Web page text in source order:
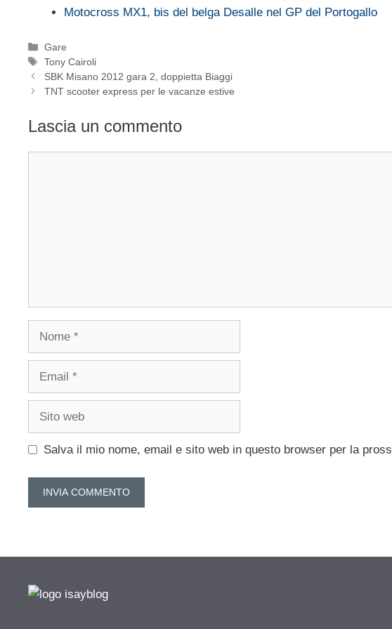
Motocross MX1, bis del belga Desalle nel GP del Portogallo
Categorie
Gare
Tag
Tony Cairoli
SBK Misano 2012 gara 2, doppietta Biaggi
TNT scooter express per le vacanze estive
Lascia un commento
Nome
Email
Sito
Salva il mio nome, email e sito web in questo browser per la